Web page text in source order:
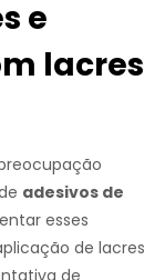
e
lacres
adesivos de
esses
de lacres
de